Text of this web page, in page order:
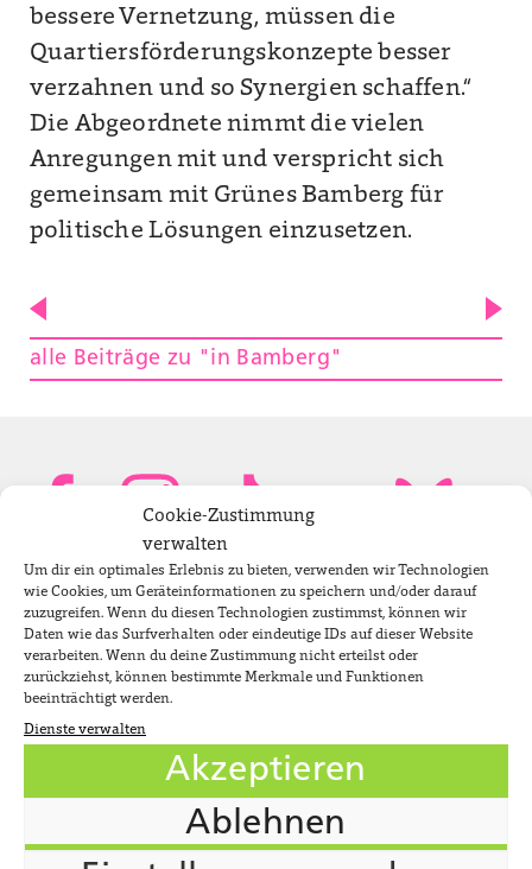
Cookie-Zustimmung
verwalten
Um dir ein optimales Erlebnis zu bieten, verwenden wir Technologien
wie Cookies, um Geräteinformationen zu speichern und/oder darauf
zuzugreifen. Wenn du diesen Technologien zustimmst, können wir
Daten wie das Surfverhalten oder eindeutige IDs auf dieser Website
verarbeiten. Wenn du deine Zustimmung nicht erteilst oder
zurückziehst, können bestimmte Merkmale und Funktionen
beeinträchtigt werden.
Dienste verwalten
Akzeptieren
Ablehnen
bessere Vernetzung, müssen die
Quartiersförderungskonzepte besser
verzahnen und so Synergien schaffen.“
Die Abgeordnete nimmt die vielen
Anregungen mit und verspricht sich
gemeinsam mit Grünes Bamberg für
politische Lösungen einzusetzen.
alle Beiträge zu "in Bamberg"
Bundestagsabgeordnete
Newsletter
Impressum
Datenschutzerklärung